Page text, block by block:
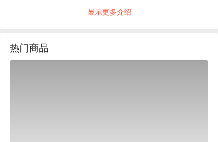
慕耕活體驗內容：品茶體驗、茶文化推廣
慕耕活評價：Google 5 星好評
显示更多介绍
热门商品